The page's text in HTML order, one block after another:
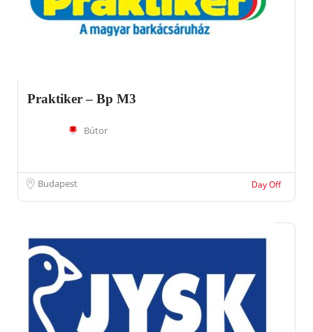
Praktiker – Bp M3
Bútor
Budapest Day Off